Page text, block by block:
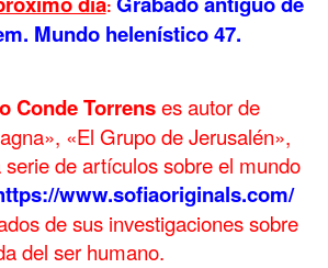
:
Mundo helenístico 47.
Conde Torrenses autor de
«El Grupo de Jerusalén»,
de artículos sobre el mundo
www.sofiaoriginals.com/
de sus investigaciones sobre
del ser humano.